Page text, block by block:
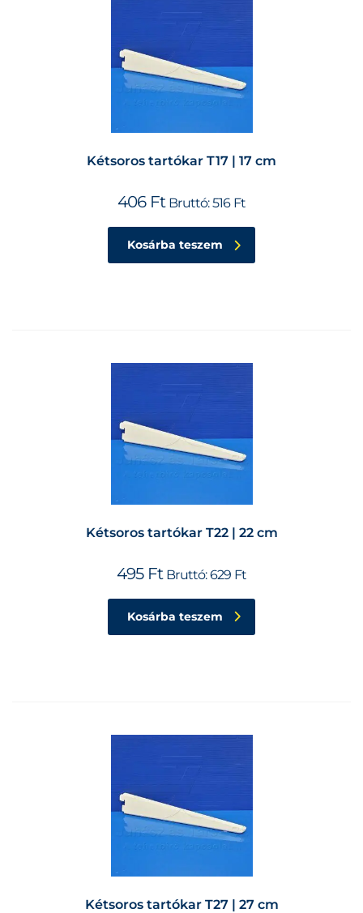
Kétsoros tartókar T17 | 17 cm
406 Ft Bruttó:516 Ft
Kosárba teszem
Kétsoros tartókar T22 | 22 cm
495 Ft Bruttó:629 Ft
Kosárba teszem
Kétsoros tartókar T27 | 27 cm